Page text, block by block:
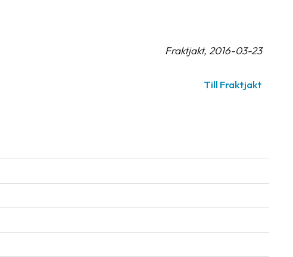
Fraktjakt, 2016-03-23
Till Fraktjakt